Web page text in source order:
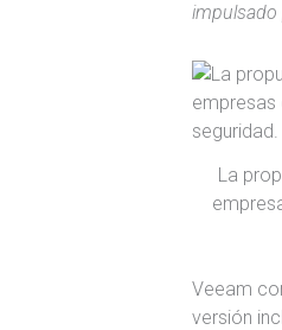
impulsado
La
Veeam
versión